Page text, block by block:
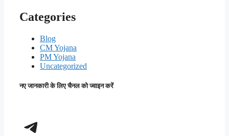
Categories
Blog
CM Yojana
PM Yojana
Uncategorized
नए जानकारी के लिए चैनल को ज्वाइन करें
Telegram